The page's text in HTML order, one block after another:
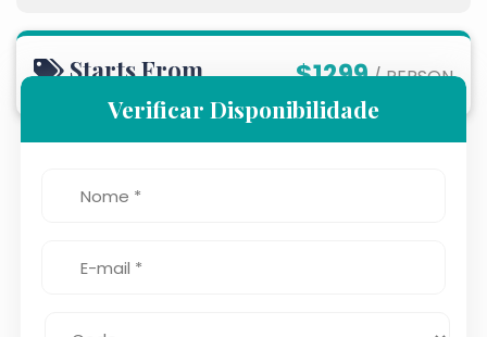
Starts From $1299/ PERSON
Verificar Disponibilidade